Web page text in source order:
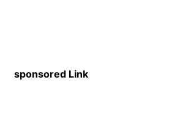
sponsored Link